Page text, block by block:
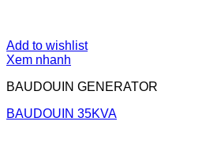
Add to wishlist
Xem nhanh
BAUDOUIN GENERATOR
BAUDOUIN 35KVA